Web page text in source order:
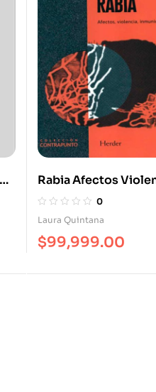
Rabia Afectos
Inmunidad0
Laura Quintana
$99,999.00